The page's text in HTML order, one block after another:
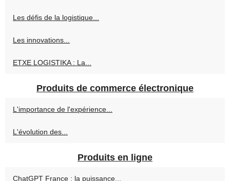
Les défis de la logistique...
Les innovations...
ETXE LOGISTIKA : La...
Produits de commerce électronique
L'importance de l'expérience...
L'évolution des...
Produits en ligne
ChatGPT France : la puissance...